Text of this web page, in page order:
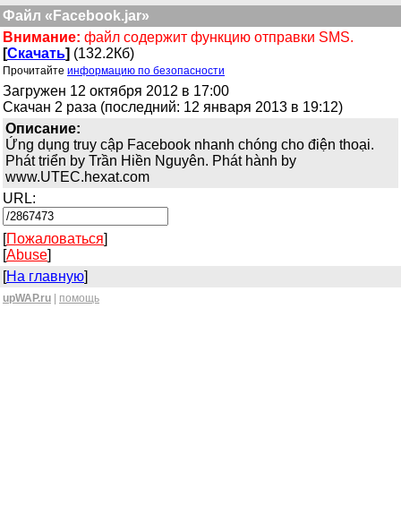
Файл «Facebook.jar»
Внимание: файл содержит функцию отправки SMS.
[Скачать] (132.2Кб)
Прочитайте информацию по безопасности
Загружен 12 октября 2012 в 17:00
Скачан 2 раза (последний: 12 января 2013 в 19:12)
Описание:
Ứng dụng truy cập Facebook nhanh chóng cho điện thoại.
Phát triển by Trần Hiền Nguyên. Phát hành by
www.UTEC.hexat.com
URL:
[Пожаловаться]
[Abuse]
[На главную]
upWAP.ru помощь